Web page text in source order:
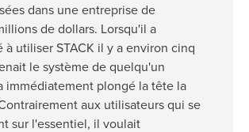
dans une entreprise de
de dollars. Lorsqu'il a
à utiliser STACK il y a environ cinq
le système de quelqu'un
immédiatement plongé la tête la
aux utilisateurs qui se
sur l'essentiel, il voulait